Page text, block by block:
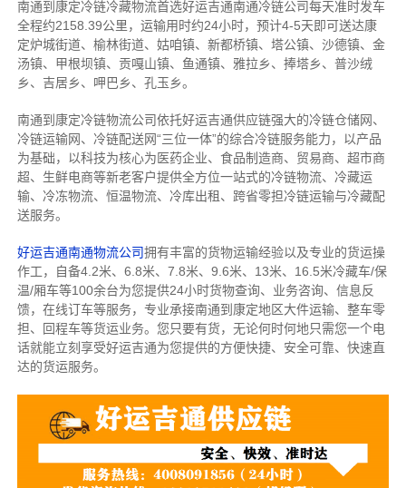
南通到康定冷链冷藏物流首选好运吉通南通冷链公司每天准时发车
全程约2158.39公里，运输用时约24小时，预计4-5天即可送达康
定炉城街道、榆林街道、姑咱镇、新都桥镇、塔公镇、沙德镇、金
汤镇、甲根坝镇、贡嘎山镇、鱼通镇、雅拉乡、捧塔乡、普沙绒
乡、吉居乡、呷巴乡、孔玉乡。
南通到康定冷链物流公司依托好运吉通供应链强大的冷链仓储网、
冷链运输网、冷链配送网“三位一体”的综合冷链服务能力，以产品
为基础，以科技为核心为医药企业、食品制造商、贸易商、超市商
超、生鲜电商等新老客户提供全方位一站式的冷链物流、冷藏运
输、冷冻物流、恒温物流、冷库出租、跨省零担冷链运输与冷藏配
送服务。
好运吉通南通物流公司拥有丰富的货物运输经验以及专业的货运操
作工，自备4.2米、6.8米、7.8米、9.6米、13米、16.5米冷藏车/保
温/厢车等100余台为您提供24小时货物查询、业务咨询、信息反
馈，在线订车等服务， 专业承接南通到康定地区大件运输、整车零
担、回程车等货运业务。 您只要有货，无论何时何地只需您一个电
话就能立刻享受好运吉通为您提供的方便快捷、安全可靠、快速直
达的货运服务。